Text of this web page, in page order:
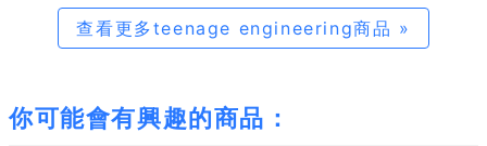
查看更多teenage engineering商品 »
你可能會有興趣的商品：